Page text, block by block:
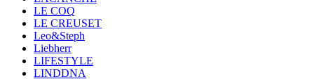
LE COQ
LE CREUSET
Leo&Steph
Liebherr
LIFESTYLE
LINDDNA